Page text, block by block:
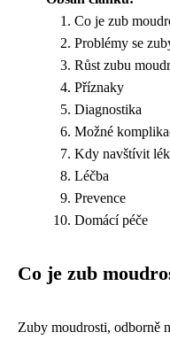
Co je zub
Problémy se
Růst zubu
Příznaky
Diagnostika
Možné
Kdy navštívit
Léčba
Prevence
Domácí péče
Co je zub
Zuby moudrosti, odborně